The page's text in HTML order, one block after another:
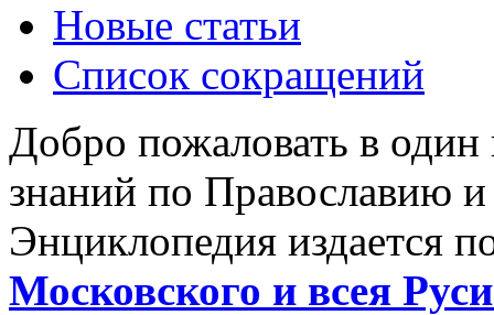
Новые статьи
Список сокращений
Добро пожаловать в
знаний по Православию
Энциклопедия издается
Московского и всея